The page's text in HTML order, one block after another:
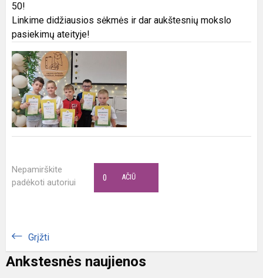
50!
Linkime didžiausios sėkmės ir dar aukštesnių mokslo
pasiekimų ateityje!
Nepamirškite
padėkoti autoriui
AČIŪ
0
Grįžti
Ankstesnės naujienos